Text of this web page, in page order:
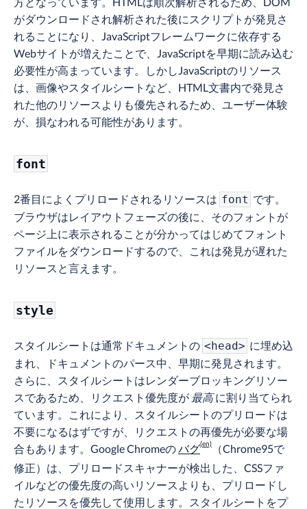
がダウンロードされ解析された後にスクリプトが発見さ
れることになり、JavaScriptフレームワークに依存する
Webサイトが増えたことで、JavaScriptを早期に読み込む
必要性が高まっています。しかしJavaScriptのリソース
は、画像やスタイルシートなど、HTML文書内で発見さ
れた他のリソースよりも優先されるため、ユーザー体験
が、損なわれる可能性があります。
font
2番目によくプリロードされるリソースは font です。
ブラウザはレイアウトフェーズの後に、そのフォントが
ページ上に表示されることが分かってはじめてフォント
ファイルをダウンロードするので、これは発見が遅れた
リソースと言えます。
style
スタイルシートは通常ドキュメントの <head> に埋め込
まれ、ドキュメントのパース中、早期に発見されます。
さらに、スタイルシートはレンダーブロッキングリソー
スであるため、リクエスト優先度が 最高に割り当てられ
ています。これにより、スタイルシートのプリロードは
不要になるはずですが、リクエストの再優先が必要な場
合もあります。Google Chromeのバグ
（Chrome95で
修正）は、プリロードスキャナーが検出した、CSSファ
イルなどの優先度の高いリソースよりも、プリロードし
たリソースを優先して使用します。スタイルシートをプ